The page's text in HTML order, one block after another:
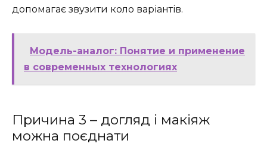
допомагає звузити коло варіантів.
Модель-аналог: Понятие и применение
в современных технологиях
Причина 3 – догляд і макіяж
можна поєднати